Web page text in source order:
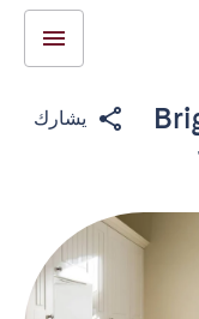
يشارك